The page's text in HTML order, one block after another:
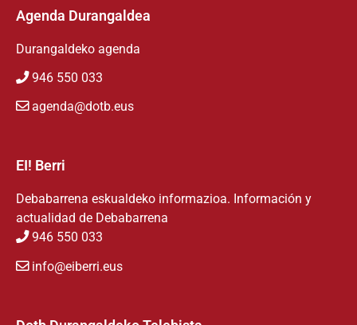
Agenda Durangaldea
Durangaldeko agenda
946 550 033
agenda@dotb.eus
EI! Berri
Debabarrena eskualdeko informazioa. Información y
actualidad de Debabarrena
946 550 033
info@eiberri.eus